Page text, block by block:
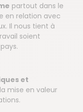
partout dans le
en relation avec
Il nous tient à
soient
et
mise en valeur